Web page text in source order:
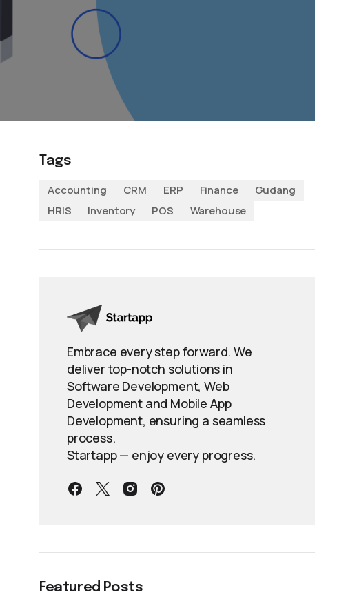
Tags
Accounting
CRM ERP Finance
Gudang
HRIS
Inventory POS Warehouse
Embrace every step forward. We
deliver top-notch solutions in
Software Development, Web
Development and Mobile App
Development, ensuring a seamless
process.
Startapp — enjoy every progress.
Featured Posts